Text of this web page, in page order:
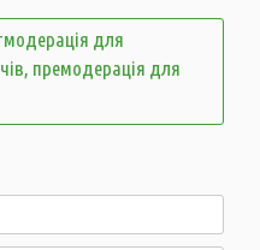
для
премодерація для